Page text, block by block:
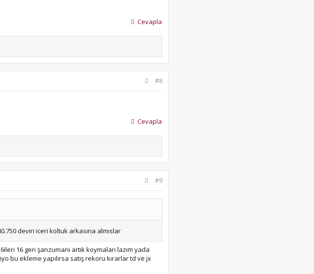
Cevapla
#8
Cevapla
#9
deviri iceri koltuk arkasına almıslar
16 geri şanzumani artık koymaları lazım yada
bu ekleme yapılırsa satış rekoru kırarlar td ve jx